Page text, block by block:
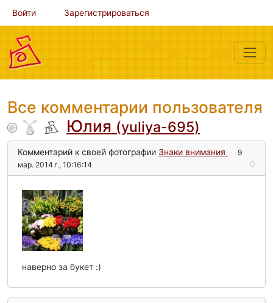
Войти Зарегистрироваться
Все комментарии пользователя
Юлия (yuliya-695)
Комментарий к своей фотографии Знаки внимания
9
мар. 2014 г., 10:16:14
0
наверно за букет :)